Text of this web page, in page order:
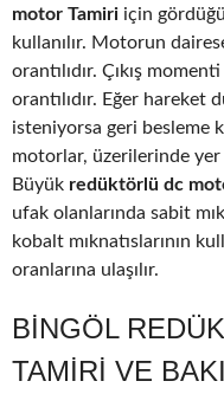
motor Tamiri için
kullanılır. Motorun
orantılıdır. Çıkış
orantılıdır. Eğer hareket
isteniyorsa geri besleme
motorlar, üzerilerinde yer
Büyük redüktörlü dc
ufak olanlarında sabit
kobalt mıknatıslarının
oranlarına ulaşılır.
BINGÖL
TAMIRI VE